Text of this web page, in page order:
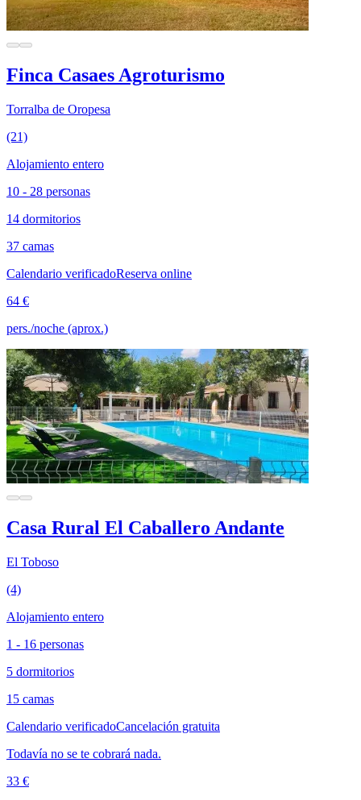
Finca Casaes Agroturismo
Torralba de Oropesa
(21)
Alojamiento entero
10 - 28 personas
14 dormitorios
37 camas
Calendario verificadoReserva online
64 €
pers./noche (aprox.)
Casa Rural El Caballero Andante
El Toboso
(4)
Alojamiento entero
1 - 16 personas
5 dormitorios
15 camas
Calendario verificadoCancelación gratuita
Todavía no se te cobrará nada.
33 €